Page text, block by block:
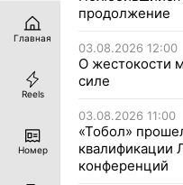
продолжение
03.08.2026 12:00
О жестокости
силе
03.08.2026 11:00
«Тобол»
квалификации
конференций
Главная
Reels
Номер